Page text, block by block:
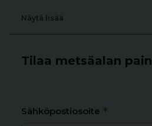
Näytä lisää
Tilaa metsäalan
Sähköpostiosoite *